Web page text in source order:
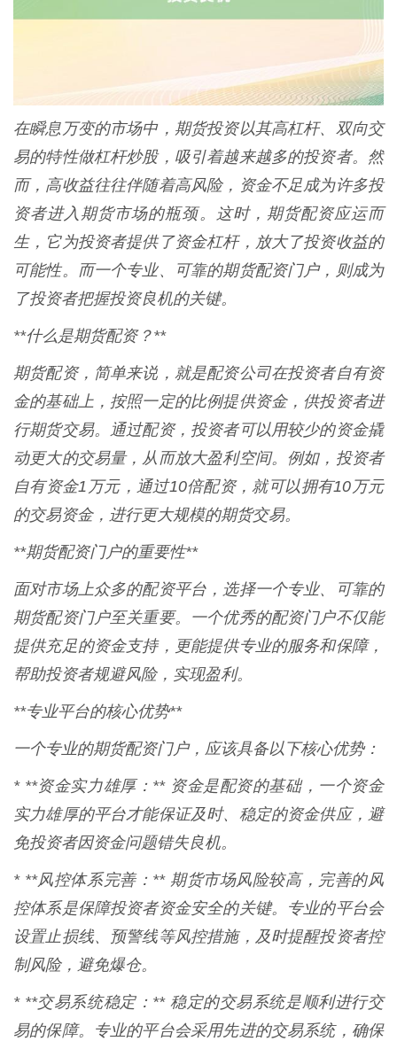
在瞬息万变的市场中，期货投资以其高杠杆、双向交
易的特性做杠杆炒股，吸引着越来越多的投资者。然
而，高收益往往伴随着高风险，资金不足成为许多投
资者进入期货市场的瓶颈。这时，期货配资应运而
生，它为投资者提供了资金杠杆，放大了投资收益的
可能性。而一个专业、可靠的期货配资门户，则成为
了投资者把握投资良机的关键。
**什么是期货配资？**
期货配资，简单来说，就是配资公司在投资者自有资
金的基础上，按照一定的比例提供资金，供投资者进
行期货交易。通过配资，投资者可以用较少的资金撬
动更大的交易量，从而放大盈利空间。例如，投资者
自有资金1万元，通过10倍配资，就可以拥有10万元
的交易资金，进行更大规模的期货交易。
**期货配资门户的重要性**
面对市场上众多的配资平台，选择一个专业、可靠的
期货配资门户至关重要。一个优秀的配资门户不仅能
提供充足的资金支持，更能提供专业的服务和保障，
帮助投资者规避风险，实现盈利。
**专业平台的核心优势**
一个专业的期货配资门户，应该具备以下核心优势：
* **资金实力雄厚：** 资金是配资的基础，一个资金
实力雄厚的平台才能保证及时、稳定的资金供应，避
免投资者因资金问题错失良机。
* **风控体系完善：** 期货市场风险较高，完善的风
控体系是保障投资者资金安全的关键。专业的平台会
设置止损线、预警线等风控措施，及时提醒投资者控
制风险，避免爆仓。
* **交易系统稳定：** 稳定的交易系统是顺利进行交
易的保障。专业的平台会采用先进的交易系统，确保